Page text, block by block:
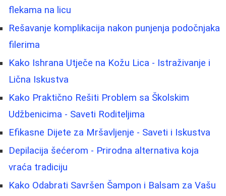
flekama na licu
Rešavanje komplikacija nakon punjenja podočnjaka
filerima
Kako Ishrana Utječe na Kožu Lica - Istraživanje i
Lična Iskustva
Kako Praktično Rešiti Problem sa Školskim
Udžbenicima - Saveti Roditeljima
Efikasne Dijete za Mršavljenje - Saveti i Iskustva
Depilacija šećerom - Prirodna alternativa koja
vraća tradiciju
Kako Odabrati Savršen Šampon i Balsam za Vašu